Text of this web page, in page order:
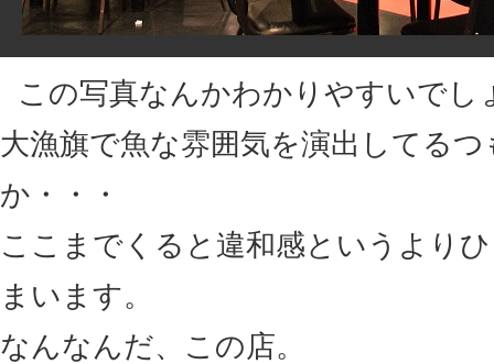
この写真なんかわかりやすいでし
大漁旗で魚な雰囲気を演出してる
か・・・
ここまでくると違和感というより
まいます。
なんなんだ、この店。